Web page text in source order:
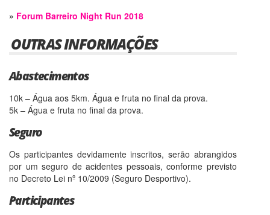
» Forum Barreiro Night Run 2018
OUTRAS INFORMAÇÕES
Abastecimentos
10k – Água aos 5km. Água e fruta no final da prova.
5k – Água e fruta no final da prova.
Seguro
Os participantes devidamente inscritos, serão abrangidos
por um seguro de acidentes pessoais, conforme previsto
no Decreto Lei nº 10/2009 (Seguro Desportivo).
Participantes